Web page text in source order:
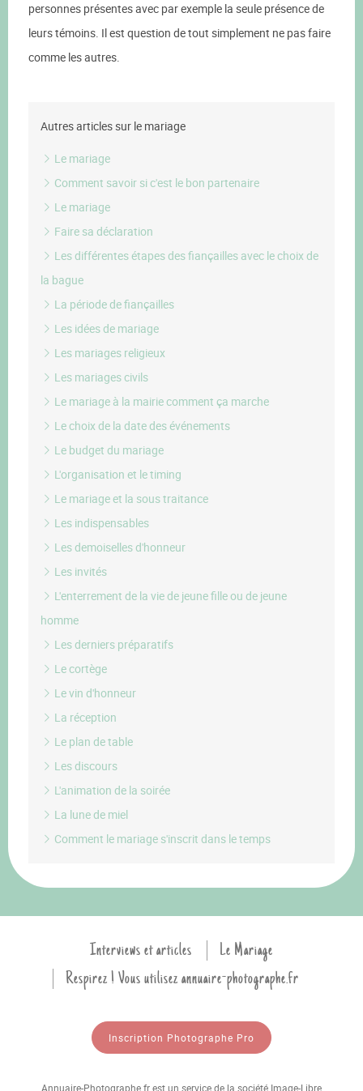
personnes présentes avec par exemple la seule présence de
leurs témoins. Il est question de tout simplement ne pas faire
comme les autres.
Autres articles sur le mariage
Le mariage
Comment savoir si c'est le bon partenaire
Le mariage
Faire sa déclaration
Les différentes étapes des fiançailles avec le choix de
la bague
La période de fiançailles
Les idées de mariage
Les mariages religieux
Les mariages civils
Le mariage à la mairie comment ça marche
Le choix de la date des événements
Le budget du mariage
L'organisation et le timing
Le mariage et la sous traitance
Les indispensables
Les demoiselles d'honneur
Les invités
L'enterrement de la vie de jeune fille ou de jeune
homme
Les derniers préparatifs
Le cortège
Le vin d'honneur
La réception
Le plan de table
Les discours
L'animation de la soirée
La lune de miel
Comment le mariage s'inscrit dans le temps
Interviews et articles
Le Mariage
Respirez ! Vous utilisez annuaire-photographe.fr
Inscription Photographe Pro
Annuaire-Photographe.fr est un service de la société Image-Libre